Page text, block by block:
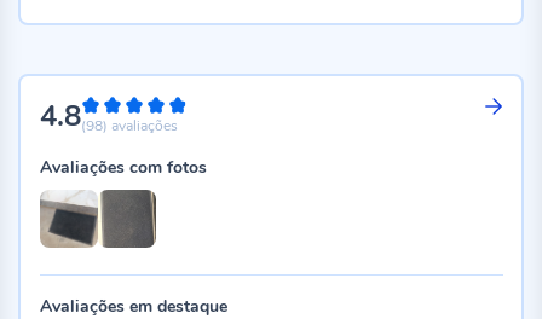
4.896%
(98) avaliações
Avaliações com fotos
Avaliações em destaque